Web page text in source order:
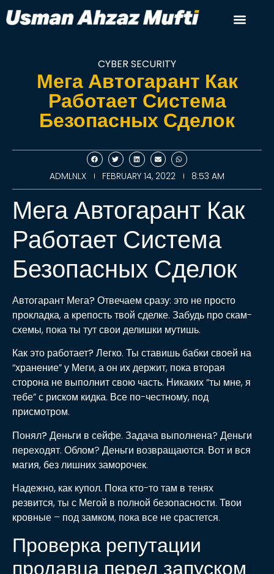
CYBER SECURITY
Мега Автогарант Как
Работает Система
Безопасных Сделок
ADMLNLX FEBRUARY 14, 2022 8:53 AM
Мега Автогарант Как
Работает Система
Безопасных Сделок
Автогарант Мега?Отвечаем сразу: это не просто
прокладка, а крепость твой сделке. Забудь про скам-
схемы, пока ты тут свои делишки мутишь.
Как это работает?Легко. Ты ставишь бабки своей на
“хранение” у Меги, а он их держит, пока вторая
сторона не выполнит свою часть. Никаких “ты мне, я
тебе” с риском кидка. Все по-честному, под
присмотром.
Понял?Деньги в сейфе. Задача выполнена? Деньги
переходят. Облом? Деньги возвращаются. Вот и вся
магия, без лишних заморочек.
Надежно, как купол. Пока кто-то там в тенях
резвится, ты с Мегой в полной безопасности. Твои
кровные – под замком, пока все не срастется.
Проверка репутации
продавца перед запуском